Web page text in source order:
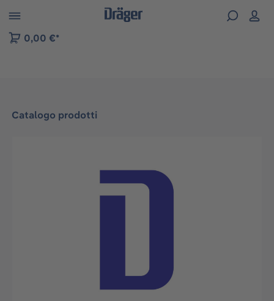
Skip to B2B platform navigation
0,00 €*
Catalogo prodotti
Salta la galleria di immagini